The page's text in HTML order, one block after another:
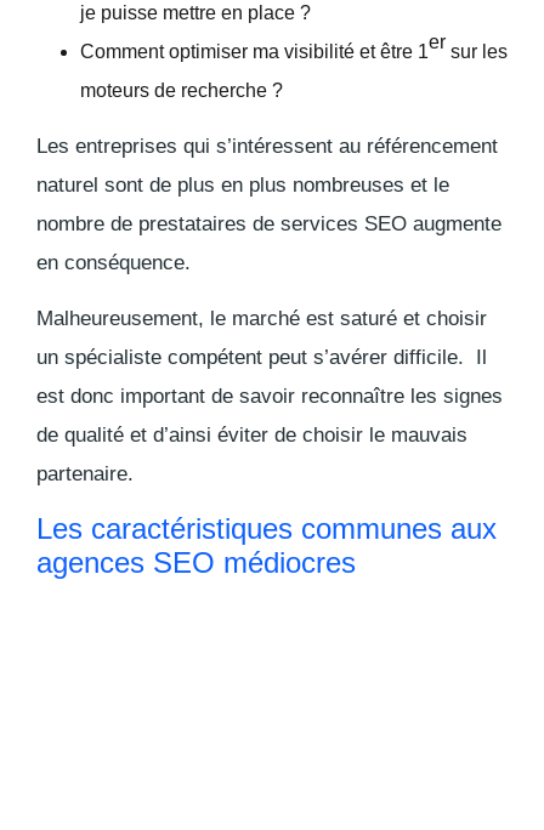
je puisse mettre en place ?
Comment optimiser ma visibilité et être 1er sur les
moteurs de recherche ?
Les entreprises qui s’intéressent au référencement
naturel sont de plus en plus nombreuses et le
nombre de prestataires de services SEO augmente
en conséquence.
Malheureusement, le marché est saturé et choisir
un spécialiste compétent peut s’avérer difficile. Il
est donc important de savoir reconnaître les signes
de qualité et d’ainsi éviter de choisir le mauvais
partenaire.
Les caractéristiques communes aux
agences SEO médiocres